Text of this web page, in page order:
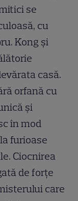
se
cu
Kong şi
casă.
orfană cu
şi
în mod
furioase
Ciocnirea
de forţe
care